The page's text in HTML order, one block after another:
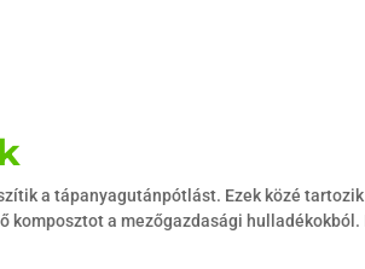
a tápanyagutánpótlást. Ezek közé
a mezőgazdasági